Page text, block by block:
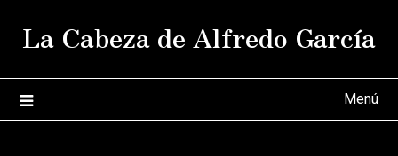
La Cabeza de Alfredo García
Menú